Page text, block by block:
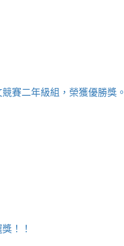
賽二年級組，榮獲優勝獎。
！！